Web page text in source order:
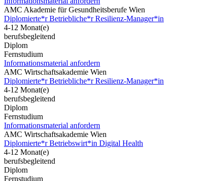
AMC Akademie für Gesundheitsberufe Wien
Diplomierte*r Betriebliche*r Resilienz-Manager*in
4-12 Monat(e)
berufsbegleitend
Diplom
Fernstudium
Informationsmaterial anfordern
AMC Wirtschaftsakademie Wien
Diplomierte*r Betriebliche*r Resilienz-Manager*in
4-12 Monat(e)
berufsbegleitend
Diplom
Fernstudium
Informationsmaterial anfordern
AMC Wirtschaftsakademie Wien
Diplomierte*r Betriebswirt*in Digital Health
4-12 Monat(e)
berufsbegleitend
Diplom
Fernstudium